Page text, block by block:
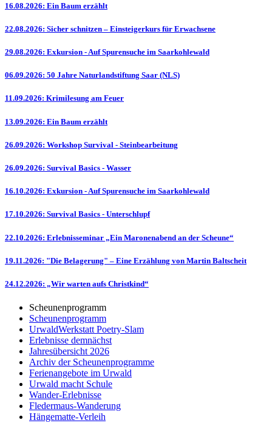
16.08.2026: Ein Baum erzählt
22.08.2026: Sicher schnitzen – Einsteigerkurs für Erwachsene
29.08.2026: Exkursion - Auf Spurensuche im Saarkohlewald
06.09.2026: 50 Jahre Naturlandstiftung Saar (NLS)
11.09.2026: Krimilesung am Feuer
13.09.2026: Ein Baum erzählt
26.09.2026: Workshop Survival - Steinbearbeitung
26.09.2026: Survival Basics - Wasser
16.10.2026: Exkursion - Auf Spurensuche im Saarkohlewald
17.10.2026: Survival Basics - Unterschlupf
22.10.2026: Erlebnisseminar „Ein Maronenabend an der Scheune“
19.11.2026: "Die Belagerung" – Eine Erzählung von Martin Baltscheit
24.12.2026: „Wir warten aufs Christkind“
Scheunenprogramm
Scheunenprogramm
UrwaldWerkstatt Poetry-Slam
Erlebnisse demnächst
Jahresübersicht 2026
Archiv der Scheunenprogramme
Ferienangebote im Urwald
Urwald macht Schule
Wander-Erlebnisse
Fledermaus-Wanderung
Hängematte-Verleih